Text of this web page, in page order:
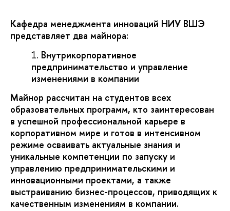
Кафедра менеджмента инноваций НИУ ВШЭ
представляет два майнора:
Внутрикорпоративное
предпринимательство и управление
изменениями в компании
Майнор рассчитан на студентов всех
образовательных программ, кто заинтересован
в успешной профессиональной карьере в
корпоративном мире и готов в интенсивном
режиме осваивать актуальные знания и
уникальные компетенции по запуску и
управлению предпринимательскими и
инновационными проектами, а также
выстраиванию бизнес-процессов, приводящих к
качественным изменениям в компании.